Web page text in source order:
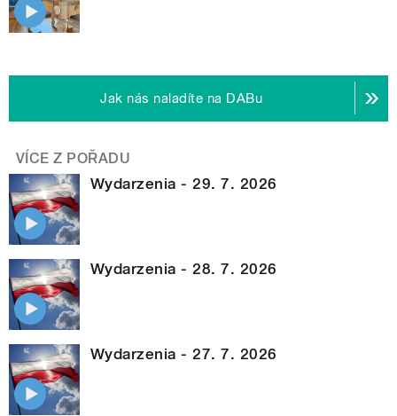
Jak nás naladíte na DABu
VÍCE Z POŘADU
Wydarzenia - 29. 7. 2026
Wydarzenia - 28. 7. 2026
Wydarzenia - 27. 7. 2026